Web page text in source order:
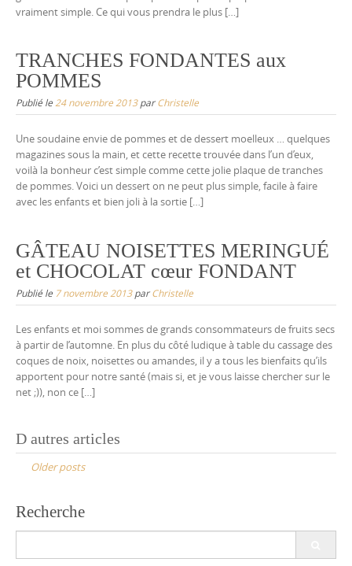
vraiment simple. Ce qui vous prendra le plus […]
TRANCHES FONDANTES aux
POMMES
Publié le24 novembre 2013parChristelle
Une soudaine envie de pommes et de dessert moelleux … quelques
magazines sous la main, et cette recette trouvée dans l’un d’eux,
voilà la bonheur c’est simple comme cette jolie plaque de tranches
de pommes. Voici un dessert on ne peut plus simple, facile à faire
avec les enfants et bien joli à la sortie […]
GÂTEAU NOISETTES MERINGUÉ
et CHOCOLAT cœur FONDANT
Publié le 7 novembre 2013parChristelle
Les enfants et moi sommes de grands consommateurs de fruits secs
à partir de l’automne. En plus du côté ludique à table du cassage des
coques de noix, noisettes ou amandes, il y a tous les bienfaits qu’ils
apportent pour notre santé (mais si, et je vous laisse chercher sur le
net ;)), non ce […]
Posts
navigation
D autres articles
Older posts
Recherche